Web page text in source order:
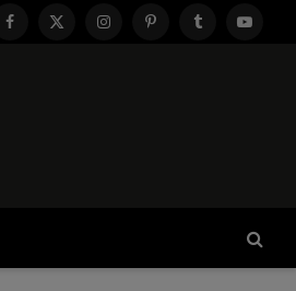
Facebook
X
InstagramPinterestTumblr